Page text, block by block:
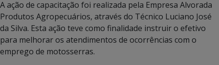
A ação de capacitação foi realizada pela Empresa Alvorada
Produtos Agropecuários, através do Técnico Luciano José
da Silva. Esta ação teve como finalidade instruir o efetivo
para melhorar os atendimentos de ocorrências com o
emprego de motosserras.